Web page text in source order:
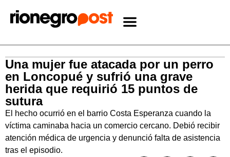
Una mujer fue atacada por un perro
en Loncopué y sufrió una grave
herida que requirió 15 puntos de
sutura
El hecho ocurrió en el barrio Costa Esperanza cuando la
víctima caminaba hacia un comercio cercano. Debió recibir
atención médica de urgencia y denunció falta de asistencia
tras el episodio.